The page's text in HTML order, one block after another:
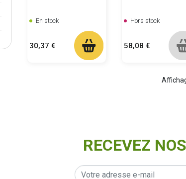
En stock
Prix
30,37 €
Hors stock
Prix
58,08 €
RECEVEZ